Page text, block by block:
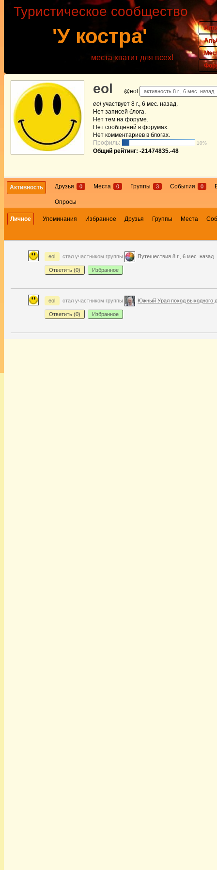
'У костра'
Туристическое сообщество
места хватит для всех!
eol @eol активность 8 г., 6 мес. назад
eol участвует 8 г., 6 мес. назад.
Нет записей блога.
Нет тем на форуме.
Нет сообщений в форумах.
Нет комментариев в блогах.
Профиль:
10%
Общий рейтинг: -21474835.-48
Активность Друзья 0 Места 0 Группы 3 События 0
Опросы
Личное Упоминания Избранное Друзья Группы Места
eol стал участником группы Путешествия 8 г., 6 мес. назад
Ответить (0) Избранное
eol стал участником группы Южный Урал поход выходного
Ответить (0) Избранное